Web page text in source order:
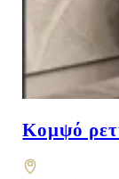
Κομψό